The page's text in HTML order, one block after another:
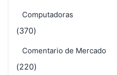
Computadoras
(370)
Comentario de Mercado
(220)